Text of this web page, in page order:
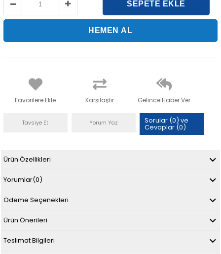
Favorilere Ekle Karşılaştır Gelince Haber Ver
Tavsiye Et Yorum Yaz Sorular (0) ve
Cevaplar (0)
Ürün Özellikleri
Yorumlar(0)
Ödeme Seçenekleri
Ürün Önerileri
Teslimat Bilgileri